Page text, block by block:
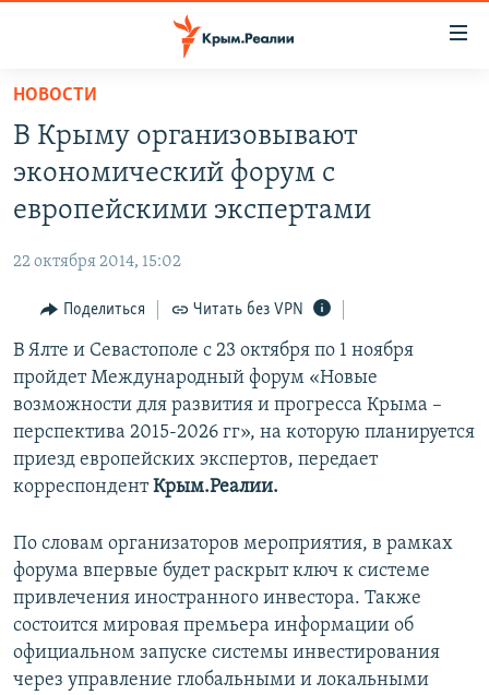
Вернуться
основному
содержанию
главной
навигации
Вернутся
поиску
СПЕЦПРОЕКТЫ
11 ЛЕТ ОККУПАЦИИ КРЫМА. 11 ИСТОРИЙ СОПРОТИВЛЕНИЯ
ЕЩЕ
ИНТЕРАКТИВ
ИНФОГРАФИКА
ТЕЛЕПРОЕКТ КРЫМ.РЕАЛИИ
СОВЕТЫ ПРАВОЗАЩИТНИКОВ
ПРОПАВШИЕ БЕЗ ВЕСТИ
КРЫМ.НЕПОКОРЕННЫЙ
УКРАИНСКАЯ ПРОБЛЕМА КРЫМА
РАДІО СВОБОДА
КАК ОБОЙТИ БЛОКИРОВКУ
Українською
Qırımtatar
Все сайты RFE/RL
НОВОСТИ
В Крыму организовывают
экономический форум с
европейскими экспертами
22 октября 2014, 15:02
Поделиться Читать без VPN
В Ялте и Севастополе с 23 октября по 1 ноября
пройдет Международный форум «Новые
возможности для развития и прогресса Крыма –
перспектива 2015-2026 гг», на которую планируется
приезд европейских экспертов, передает
корреспондентКрым.Реалии.
По словам организаторов мероприятия, в рамках
форума впервые будет раскрыт ключ к системе
привлечения иностранного инвестора. Также
состоится мировая премьера информации об
официальном запуске системы инвестирования
через управление глобальными и локальными